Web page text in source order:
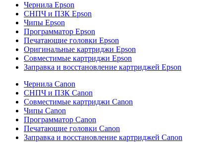
Чернила Epson
СНПЧ и ПЗК Epson
Чипы Epson
Программатор Epson
Печатающие головки Epson
Оригинальные картриджи Epson
Совместимые картриджи Epson
Заправка и восстановление картриджей Epson
Чернила Canon
СНПЧ и ПЗК Canon
Совместимые картриджи Canon
Чипы Canon
Программатор Canon
Печатающие головки Canon
Заправка и восстановление картриджей Canon